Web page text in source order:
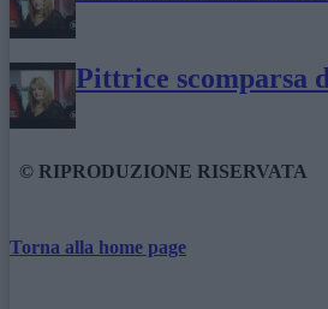
Pittrice scomparsa
© RIPRODUZIONE RISERVATA
Torna alla home page